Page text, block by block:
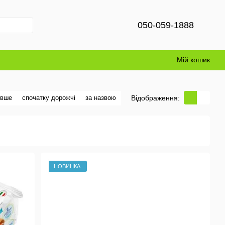
050-059-1888
Мій кошик
спочатку дорожчі за назвою Відображення:
НОВИНКА